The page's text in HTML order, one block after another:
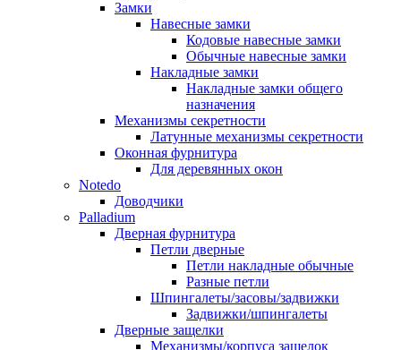
Замки
Навесные замки
Кодовые навесные замки
Обычные навесные замки
Накладные замки
Накладные замки общего
назначения
Механизмы секретности
Латунные механизмы секретности
Оконная фурнитура
Для деревянных окон
Notedo
Доводчики
Palladium
Дверная фурнитура
Петли дверные
Петли накладные обычные
Разные петли
Шпингалеты/засовы/задвижки
Задвижки/шпингалеты
Дверные защелки
Механизмы/корпуса защелок